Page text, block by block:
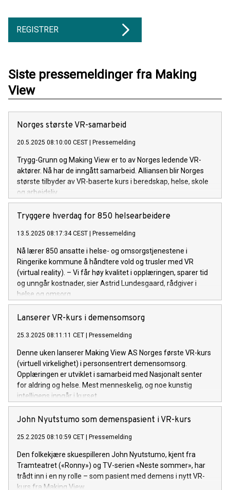
REGISTRER
Siste pressemeldinger fra Making
View
Norges største VR-samarbeid
20.5.2025 08:10:00 CEST | Pressemelding
Trygg-Grunn og Making View er to av Norges ledende VR-
aktører. Nå har de inngått samarbeid. Alliansen blir Norges
største tilbyder av VR-baserte kurs i beredskap, helse, skole
og arbeidsliv.
Tryggere hverdag for 850 helsearbeidere
13.5.2025 08:17:34 CEST | Pressemelding
Nå lærer 850 ansatte i helse- og omsorgstjenestene i
Ringerike kommune å håndtere vold og trusler med VR
(virtual reality). – Vi får høy kvalitet i opplæringen, sparer tid
og unngår kostnader, sier Astrid Lundesgaard, rådgiver i
helse og omsorg.
Lanserer VR-kurs i demensomsorg
25.3.2025 08:11:11 CET | Pressemelding
Denne uken lanserer Making View AS Norges første VR-kurs
(virtuell virkelighet) i personsentrert demensomsorg.
Opplæringen er utviklet i samarbeid med Nasjonalt senter
for aldring og helse. Mest menneskelig, og noe kunstig
intelligens inngår i kurset.
John Nyutstumo som demenspasient i VR-kurs
25.2.2025 08:10:59 CET | Pressemelding
Den folkekjære skuespilleren John Nyutstumo, kjent fra
Tramteatret («Ronny») og TV-serien «Neste sommer», har
trådt inn i en ny rolle – som pasient med demens i nytt VR-
kurs fra Making View.